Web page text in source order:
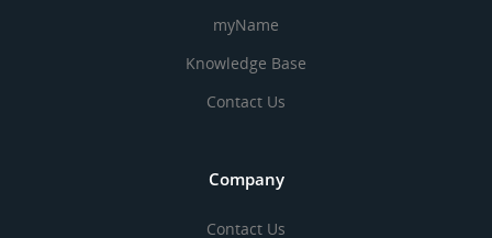
myName
Knowledge Base
Contact Us
Company
Contact Us